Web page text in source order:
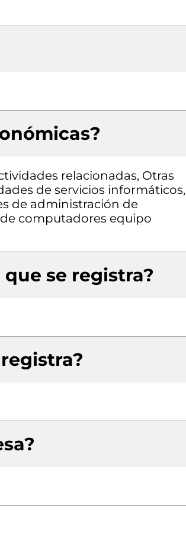
relacionadas, Otras
de servicios informáticos,
de administración de
computadores equipo
se registra?